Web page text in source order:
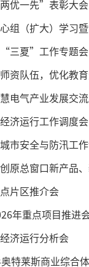
优一先”表彰大会
组（扩大）学习
“三夏”工作专题会
资队伍，优化教
电气产业发展交
济运行工作调度会
市安全与防汛工
原总窗口新产品
片区推介会
年重点项目推进
济运行分析会
特莱斯商业综合